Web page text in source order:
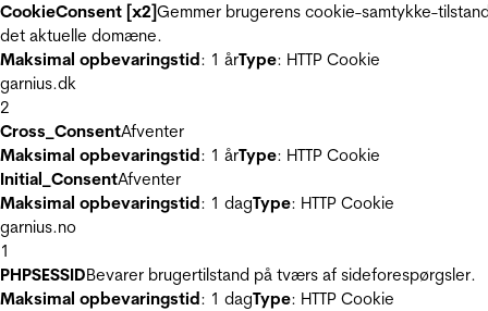
CookieConsent [x2]Gemmer brugerens cookie-samtykke-
det aktuelle domæne.
Maksimal opbevaringstid: 1 årType: HTTP Cookie
garnius.dk
2
Cross_ConsentAfventer
Maksimal opbevaringstid: 1 årType: HTTP Cookie
Initial_ConsentAfventer
Maksimal opbevaringstid: 1 dagType: HTTP Cookie
garnius.no
1
PHPSESSIDBevarer brugertilstand på tværs af sideforespørgsler.
Maksimal opbevaringstid: 1 dagType: HTTP Cookie